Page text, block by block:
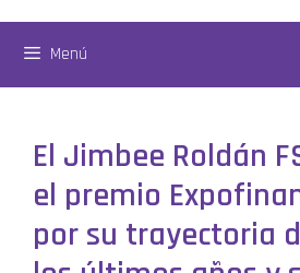
Menú
El Jimbee Roldán
el premio
por su trayectoria